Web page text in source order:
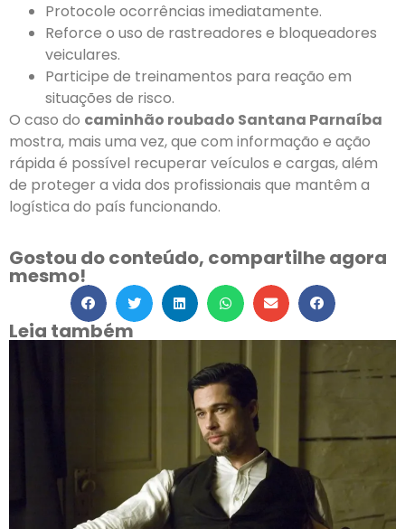
Protocole ocorrências imediatamente.
Reforce o uso de rastreadores e bloqueadores
veiculares.
Participe de treinamentos para reação em
situações de risco.
O caso do caminhão roubado Santana Parnaíba
mostra, mais uma vez, que com informação e ação
rápida é possível recuperar veículos e cargas, além
de proteger a vida dos profissionais que mantêm a
logística do país funcionando.
Gostou do conteúdo, compartilhe agora
mesmo!
Leia também